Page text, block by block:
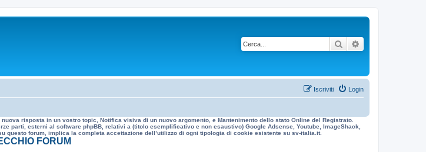
Cerca
Login
Iscriviti
risposta in un vostro topic, Notifica visiva di un nuovo argomento, e Mantenimento dello stato Online del Registrato.
parti, esterni al software phpBB, relativi a (titolo esemplificativo e non esaustivo) Google Adsense, Youtube, ImageShack,
questo forum, implica la completa accettazione dell’utilizzo di ogni tipologia di cookie esistente su sv-italia.it.
FORUM